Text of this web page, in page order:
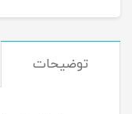
توضیحات